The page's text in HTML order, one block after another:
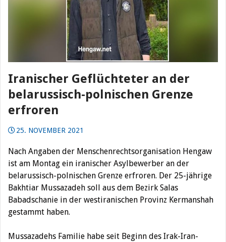
Iranischer Geflüchteter an der
belarussisch-polnischen Grenze
erfroren
25. NOVEMBER 2021
Nach Angaben der Menschenrechtsorganisation Hengaw
ist am Montag ein iranischer Asylbewerber an der
belarussisch-polnischen Grenze erfroren. Der 25-jährige
Bakhtiar Mussazadeh soll aus dem Bezirk Salas
Babadschanie in der westiranischen Provinz Kermanshah
gestammt haben.
Mussazadehs Familie habe seit Beginn des Irak-Iran-